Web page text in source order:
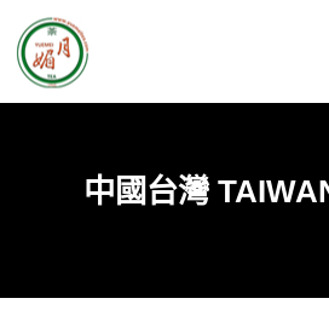
content
中國台灣